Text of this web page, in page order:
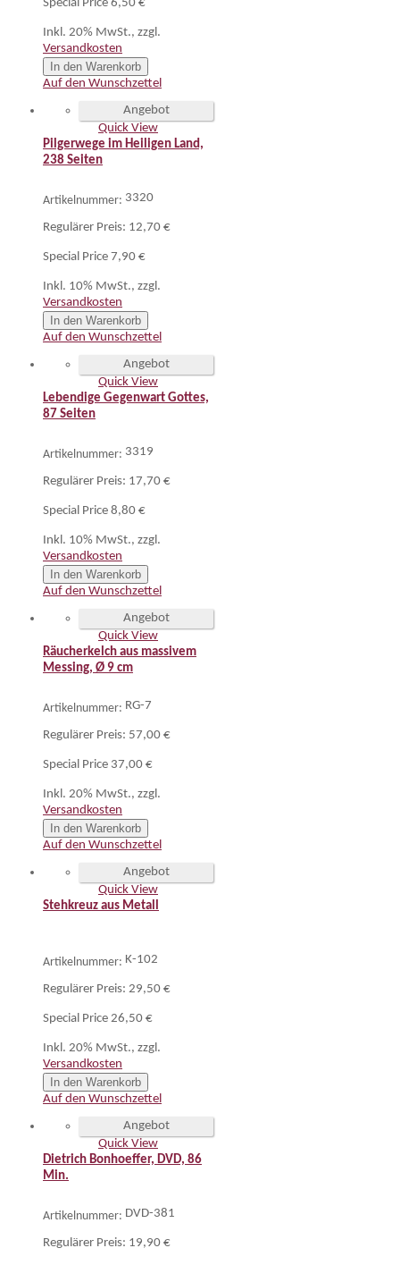
Special Price 6,50 €
Inkl. 20% MwSt., zzgl.
Versandkosten
In den Warenkorb
Auf den Wunschzettel
Angebot
Quick View
Pilgerwege im Heiligen Land,
238 Seiten
Artikelnummer: 3320
Regulärer Preis: 12,70 €
Special Price 7,90 €
Inkl. 10% MwSt., zzgl.
Versandkosten
In den Warenkorb
Auf den Wunschzettel
Angebot
Quick View
Lebendige Gegenwart Gottes,
87 Seiten
Artikelnummer: 3319
Regulärer Preis: 17,70 €
Special Price 8,80 €
Inkl. 10% MwSt., zzgl.
Versandkosten
In den Warenkorb
Auf den Wunschzettel
Angebot
Quick View
Räucherkelch aus massivem
Messing, Ø 9 cm
Artikelnummer: RG-7
Regulärer Preis: 57,00 €
Special Price 37,00 €
Inkl. 20% MwSt., zzgl.
Versandkosten
In den Warenkorb
Auf den Wunschzettel
Angebot
Quick View
Stehkreuz aus Metall
Artikelnummer: K-102
Regulärer Preis: 29,50 €
Special Price 26,50 €
Inkl. 20% MwSt., zzgl.
Versandkosten
In den Warenkorb
Auf den Wunschzettel
Angebot
Quick View
Dietrich Bonhoeffer, DVD, 86
Min.
Artikelnummer: DVD-381
Regulärer Preis: 19,90 €